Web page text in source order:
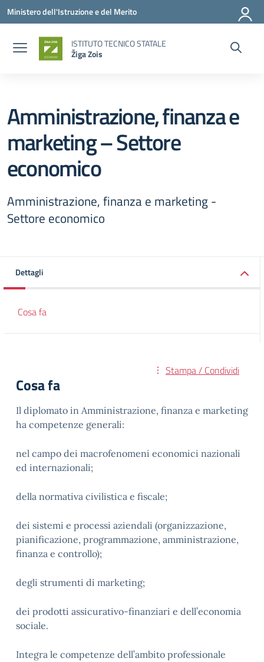
Vai ai contenuti
Vai al menu di navigazione
Vai al footer
Ministero dell'Istruzione e del Merito
ISTITUTO TECNICO STATALE
Žiga Zois
Amministrazione, finanza e
marketing – Settore
economico
Amministrazione, finanza e marketing -
Settore economico
Dettagli
Cosa fa
Stampa / Condividi
Cosa fa
Il diplomato in Amministrazione, finanza e marketing
ha competenze generali:
nel campo dei macrofenomeni economici nazionali
ed internazionali;
della normativa civilistica e fiscale;
dei sistemi e processi aziendali (organizzazione,
pianificazione, programmazione, amministrazione,
finanza e controllo);
degli strumenti di marketing;
dei prodotti assicurativo-finanziari e dell’economia
sociale.
Integra le competenze dell’ambito professionale